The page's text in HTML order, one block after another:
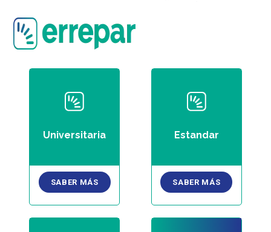
Universitaria
SABER MÁS
Estandar
SABER MÁS